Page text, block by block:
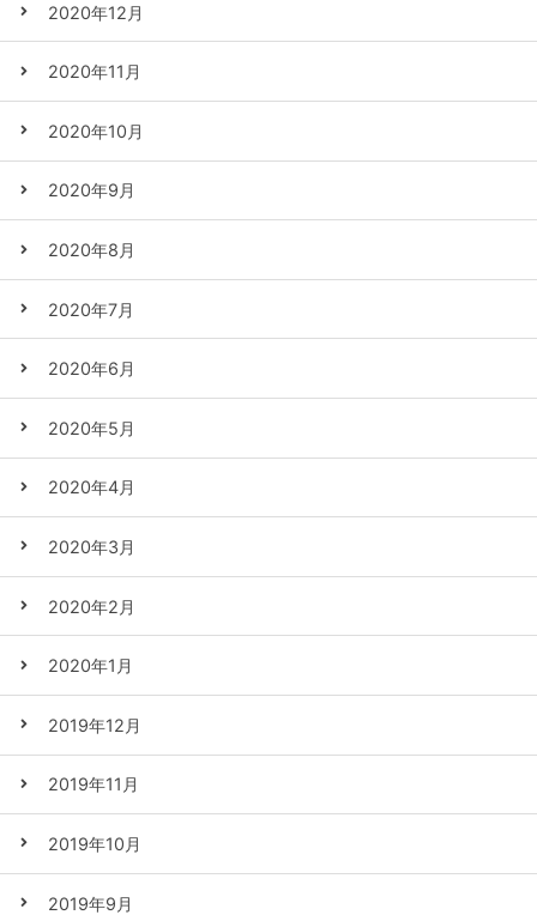
2020年12月
2020年11月
2020年10月
2020年9月
2020年8月
2020年7月
2020年6月
2020年5月
2020年4月
2020年3月
2020年2月
2020年1月
2019年12月
2019年11月
2019年10月
2019年9月